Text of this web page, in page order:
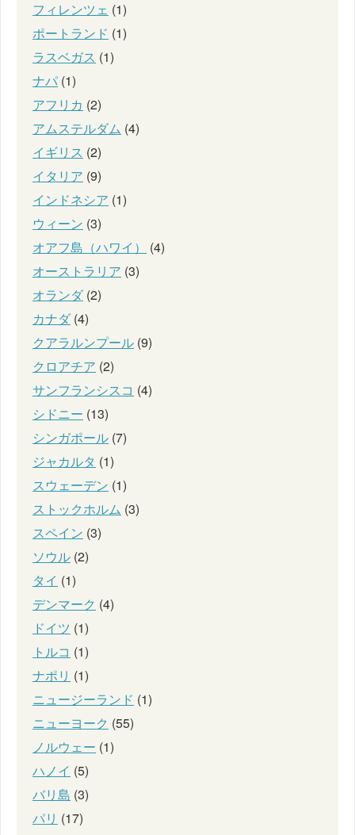
フィレンツェ (1)
ポートランド (1)
ラスベガス (1)
ナパ (1)
アフリカ (2)
アムステルダム (4)
イギリス (2)
イタリア (9)
インドネシア (1)
ウィーン (3)
オアフ島（ハワイ）
(4)
オーストラリア (3)
オランダ(2)
カナダ(4)
クアラルンプール (9)
クロアチア (2)
サンフランシスコ (4)
シドニー (13)
シンガポール (7)
ジャカルタ (1)
スウェーデン (1)
ストックホルム (3)
スペイン (3)
ソウル (2)
タイ (1)
デンマーク (4)
ドイツ (1)
トルコ (1)
ナポリ (1)
ニュージーランド (1)
ニューヨーク (55)
ノルウェー (1)
ハノイ (5)
バリ島 (3)
パリ (17)